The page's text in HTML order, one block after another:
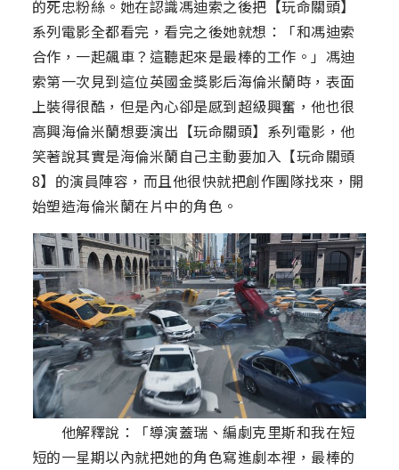
的死忠粉絲。她在認識馮迪索之後把【玩命關頭】
系列電影全都看完，看完之後她就想：「和馮迪索
合作，一起飆車？這聽起來是最棒的工作。」馮迪
索第一次見到這位英國金獎影后海倫米蘭時，表面
上裝得很酷，但是內心卻是感到超級興奮，他也很
高興海倫米蘭想要演出【玩命關頭】系列電影，他
笑著說其實是海倫米蘭自己主動要加入【玩命關頭
8】的演員陣容，而且他很快就把創作團隊找來，開
始塑造海倫米蘭在片中的角色。
他解釋說：「導演蓋瑞、編劇克里斯和我在短
短的一星期以內就把她的角色寫進劇本裡，最棒的